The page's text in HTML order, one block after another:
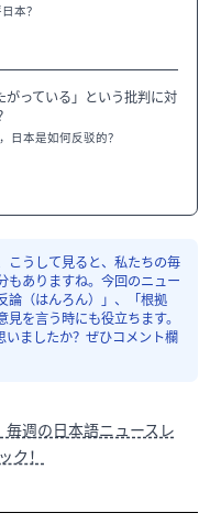
本？
がっている」という批判に対
日本是如何反驳的？
こうして見ると、私たちの毎
もありますね。今回のニュー
論（はんろん）」、「根拠
見を言う時にも役立ちます。
いましたか？ぜひコメント欄
週の日本語ニュースレ
ク！